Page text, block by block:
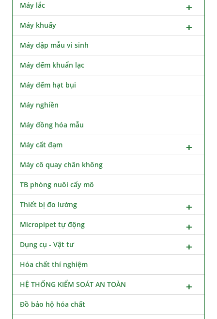
Máy lắc
Máy khuấy
Máy dập mẫu vi sinh
Máy đếm khuẩn lạc
Máy đếm hạt bụi
Máy nghiền
Máy đồng hóa mẫu
Máy cất đạm
Máy cô quay chân không
TB phòng nuôi cấy mô
Thiết bị đo lường
Micropipet tự động
Dụng cụ - Vật tư
Hóa chất thí nghiệm
HỆ THỐNG KIỂM SOÁT AN TOÀN
Đồ bảo hộ hóa chất